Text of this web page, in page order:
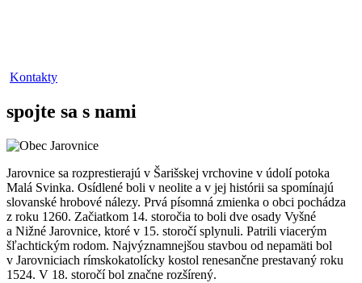
Kontakty
spojte sa s nami
Jarovnice sa rozprestierajú v Šarišskej vrchovine v údolí potoka
Malá Svinka. Osídlené boli v neolite a v jej histórii sa spomínajú
slovanské hrobové nálezy. Prvá písomná zmienka o obci pochádza
z roku 1260. Začiatkom 14. storočia to boli dve osady Vyšné
a Nižné Jarovnice, ktoré v 15. storočí splynuli. Patrili viacerým
šľachtickým rodom. Najvýznamnejšou stavbou od nepamäti bol
v Jarovniciach rímskokatolícky kostol renesančne prestavaný roku
1524. V 18. storočí bol značne rozšírený.